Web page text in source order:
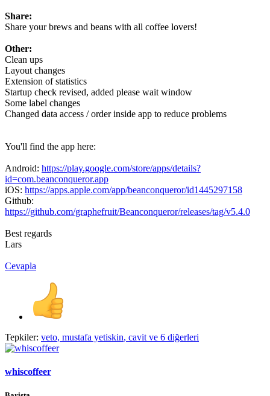
Share:
Share your brews and beans with all coffee lovers!
Other:
Clean ups
Layout changes
Extension of statistics
Startup check revised, added please wait window
Some label changes
Changed data access / order inside app to reduce problems
You'll find the app here:
Android: https://play.google.com/store/apps/details?
id=com.beanconqueror.app
iOS: https://apps.apple.com/app/beanconqueror/id1445297158
Github:
https://github.com/graphefruit/Beanconqueror/releases/tag/v5.4.0
Best regards
Lars
Cevapla
Tepkiler: veto, mustafa yetiskin, cavit ve 6 diğerleri
whiscoffeer